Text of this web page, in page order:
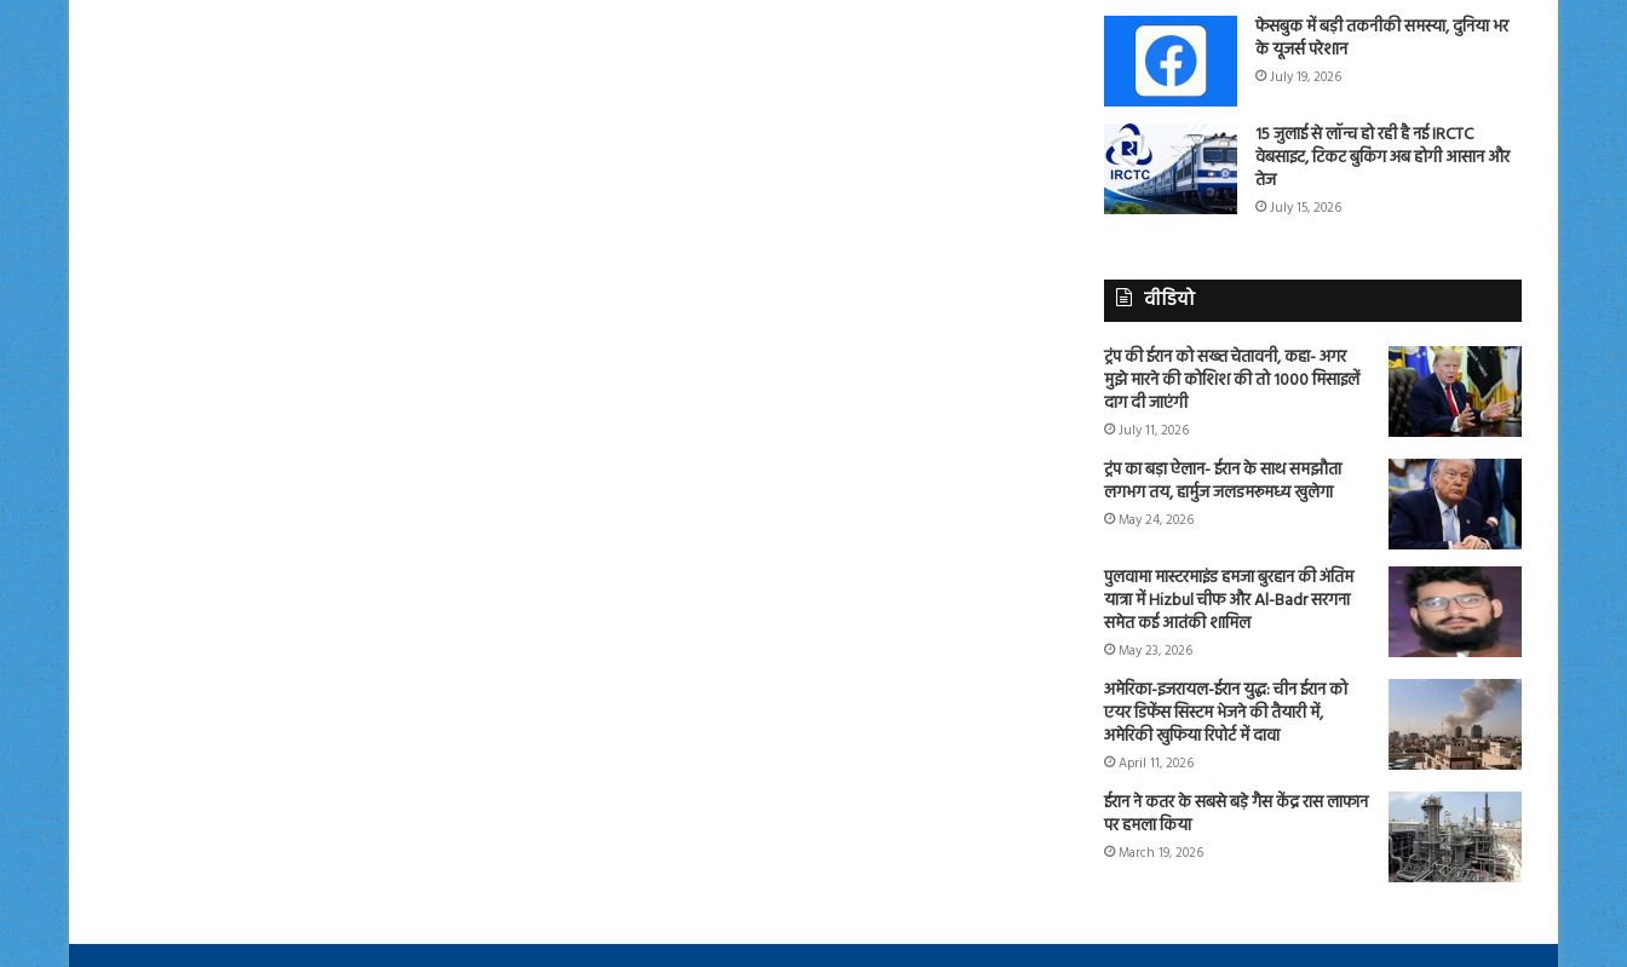
फेसबुक में बड़ी तकनीकी समस्या, दुनिया भर
के यूजर्स परेशान
July 19, 2026
15 जुलाई से लॉन्च हो रही है नई IRCTC
वेबसाइट, टिकट बुकिंग अब होगी आसान और
तेज
July 15, 2026
वीडियो
ट्रंप की ईरान को सख्त चेतावनी, कहा- अगर
मुझे मारने की कोशिश की तो 1000 मिसाइलें
दाग दी जाएंगी
July 11, 2026
ट्रंप का बड़ा ऐलान- ईरान के साथ समझौता
लगभग तय, हार्मुज जलडमरूमध्य खुलेगा
May 24, 2026
पुलवामा मास्टरमाइंड हमजा बुरहान की अंतिम
यात्रा में Hizbul चीफ और Al-Badr सरगना
समेत कई आतंकी शामिल
May 23, 2026
अमेरिका-इजरायल-ईरान युद्ध: चीन ईरान को
एयर डिफेंस सिस्टम भेजने की तैयारी में,
अमेरिकी खुफिया रिपोर्ट में दावा
April 11, 2026
ईरान ने कतर के सबसे बड़े गैस केंद्र रास लाफान
पर हमला किया
March 19, 2026